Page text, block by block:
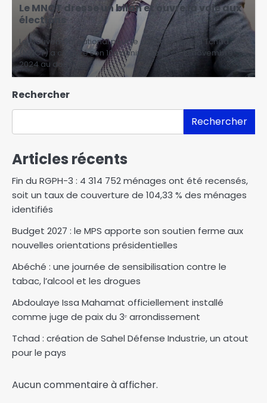
Le MNCT dresse un bilan et ouvre la voie aux
élections
Le Mouvement national pour le changement au Tchad
(MNCT) a célébré son 10e anniversaire ce 19 novembre
2024 au domicile…
Rechercher
Rechercher
Articles récents
Fin du RGPH-3 : 4 314 752 ménages ont été recensés,
soit un taux de couverture de 104,33 % des ménages
identifiés
Budget 2027 : le MPS apporte son soutien ferme aux
nouvelles orientations présidentielles
Abéché : une journée de sensibilisation contre le
tabac, l’alcool et les drogues
Abdoulaye Issa Mahamat officiellement installé
comme juge de paix du 3ᵉ arrondissement
Tchad : création de Sahel Défense Industrie, un atout
pour le pays
Aucun commentaire à afficher.